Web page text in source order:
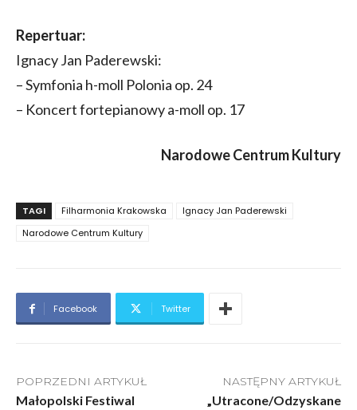
Repertuar:
Ignacy Jan Paderewski:
– Symfonia h-moll Polonia op. 24
– Koncert fortepianowy a-moll op. 17
Narodowe Centrum Kultury
TAGI Filharmonia Krakowska
Ignacy Jan Paderewski
Narodowe Centrum Kultury
Facebook Twitter
POPRZEDNI ARTYKUŁ
Małopolski Festiwal
NASTĘPNY ARTYKUŁ
„Utracone/Odzyskane